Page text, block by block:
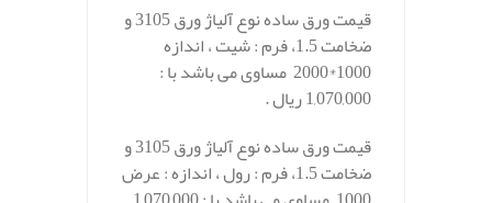
قیمت ورق ساده نوع آلیاژ ورق 3105 و
ضخامت 1.5، فرم : شیت ، اندازه
1000*2000 مساوی می باشد با :
1,070,000 ریال .
قیمت ورق ساده نوع آلیاژ ورق 3105 و
ضخامت 1.5، فرم : رول ، اندازه : عرض